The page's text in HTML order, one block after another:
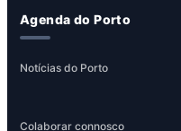
Agenda do Porto
Notícias do Porto
Colaborar connosco